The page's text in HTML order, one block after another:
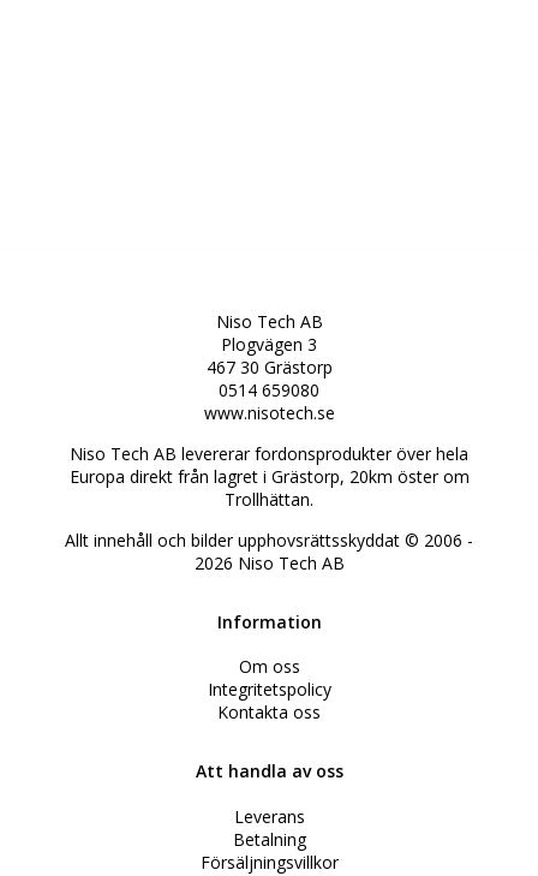
Niso Tech AB
Plogvägen 3
467 30 Grästorp
0514 659080
www.nisotech.se
Niso Tech AB levererar fordonsprodukter över hela
Europa direkt från lagret i Grästorp, 20km öster om
Trollhättan.
Allt innehåll och bilder upphovsrättsskyddat © 2006 -
2026 Niso Tech AB
Information
Om oss
Integritetspolicy
Kontakta oss
Att handla av oss
Leverans
Betalning
Försäljningsvillkor